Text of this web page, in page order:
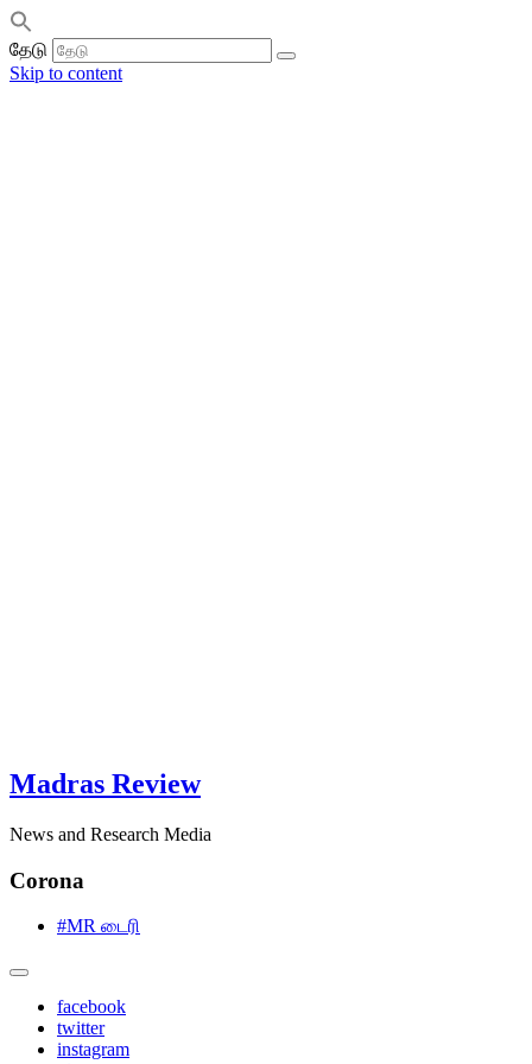
தேடு
Skip to content
Madras Review
News and Research Media
Corona
#MR டைரி
facebook
twitter
instagram